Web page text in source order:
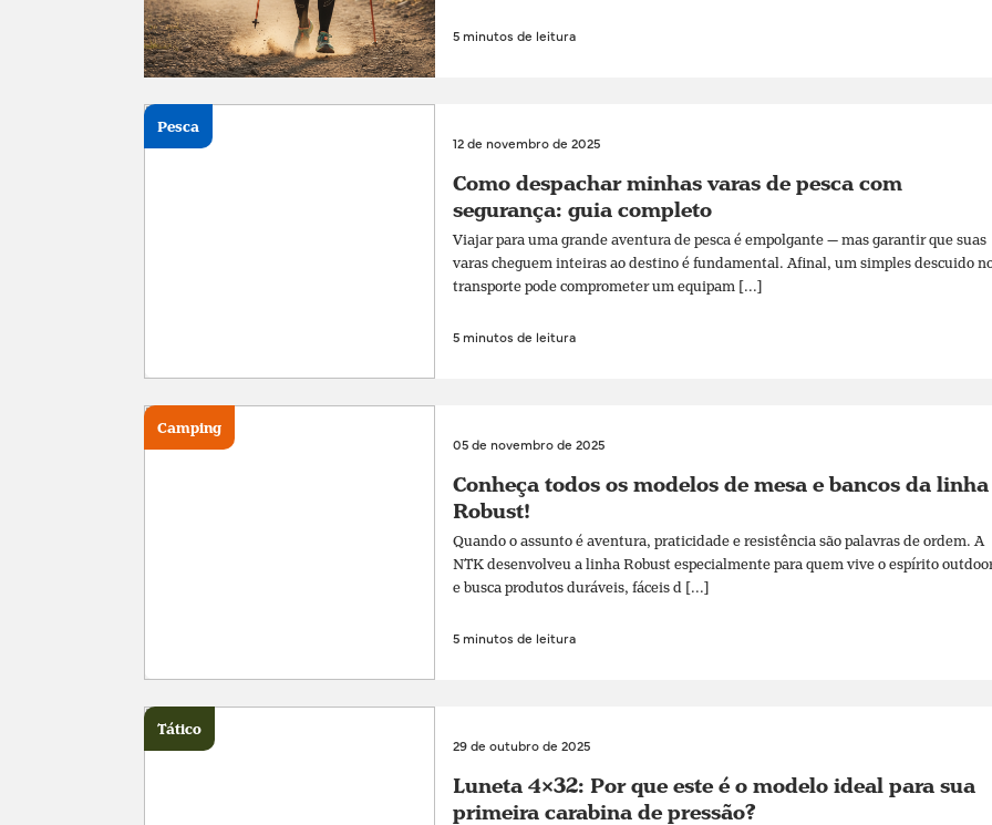
5 minutos de leitura
12 de novembro de 2025
Como despachar minhas varas de pesca com
segurança: guia completo
Viajar para uma grande aventura de pesca é empolgante — mas garantir que suas
varas cheguem inteiras ao destino é fundamental. Afinal, um simples descuido
transporte pode comprometer um equipam [...]
5 minutos de leitura
Pesca
05 de novembro de 2025
Conheça todos os modelos de mesa e bancos da linha
Robust!
Quando o assunto é aventura, praticidade e resistência são palavras de ordem. A
NTK desenvolveu a linha Robust especialmente para quem vive o espírito
e busca produtos duráveis, fáceis d [...]
5 minutos de leitura
Camping
29 de outubro de 2025
Luneta 4×32: Por que este é o modelo ideal para sua
primeira carabina de pressão?
Tático